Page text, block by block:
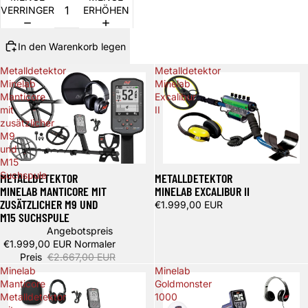
VERRINGERN
ERHÖHEN
In den Warenkorb legen
Metalldetektor
Minelab
Manticore
mit
zusätzlicher
M9
und
M15
Suchspule
Spare 668,00 €
METALLDETEKTOR
MINELAB MANTICORE MIT
ZUSÄTZLICHER M9 UND
M15 SUCHSPULE
Angebotspreis
€1.999,00 EUR Normaler
Preis €2.667,00 EUR
Metalldetektor
Minelab
Excalibur
II
METALLDETEKTOR
MINELAB EXCALIBUR II
€1.999,00 EUR
Minelab
Manticore
Metalldetektor
Minelab
Goldmonster
1000